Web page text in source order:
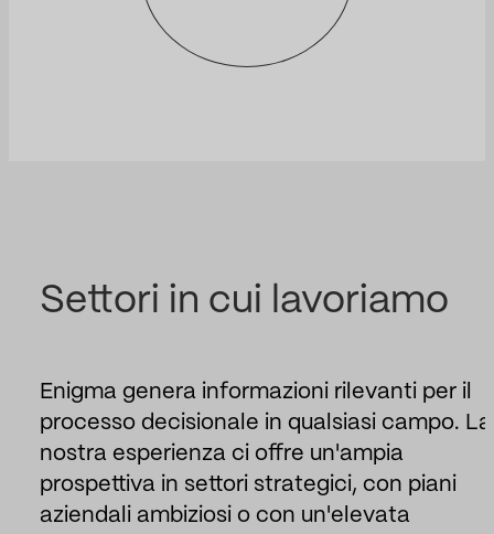
Settori in cui lavoriamo
Enigma genera informazioni rilevanti per il
processo decisionale in qualsiasi campo. La
nostra esperienza ci offre un'ampia
prospettiva in settori strategici, con piani
aziendali ambiziosi o con un'elevata